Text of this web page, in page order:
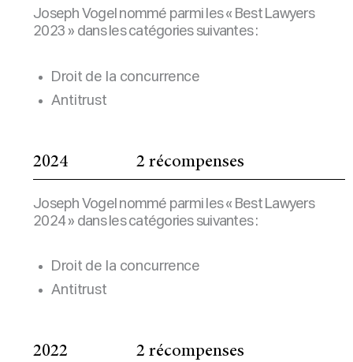
Joseph Vogel nommé parmi les « Best Lawyers
2023 » dans les catégories suivantes :
Droit de la concurrence
Antitrust
2024 2 récompenses
Joseph Vogel nommé parmi les « Best Lawyers
2024 » dans les catégories suivantes :
Droit de la concurrence
Antitrust
2022 2 récompenses